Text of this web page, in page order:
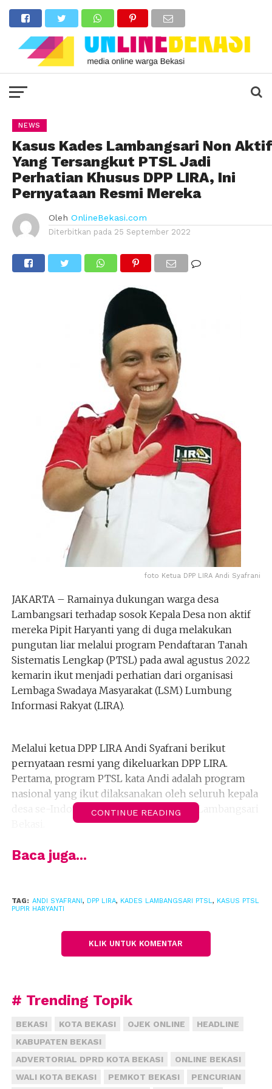
NEWS
Kasus Kades Lambangsari Non Aktif
Yang Tersangkut PTSL Jadi
Perhatian Khusus DPP LIRA, Ini
Pernyataan Resmi Mereka
Oleh OnlineBekasi.com
Diterbitkan pada 25 September 2022
foto Ketua DPP LIRA Andi Syafrani
JAKARTA – Ramainya dukungan warga desa
Lambangsari terhadap sosok Kepala Desa non aktif
mereka Pipit Haryanti yang di duga melakukan
pungutan liar melalui program Pendaftaran Tanah
Sistematis Lengkap (PTSL) pada awal agustus 2022
kemarin ikut menjadi perhatian dari organisasi
Lembaga Swadaya Masyarakat (LSM) Lumbung
Informasi Rakyat (LIRA).
Melalui ketua DPP LIRA Andi Syafrani berikut
pernyataan resmi yang dikeluarkan DPP LIRA.
Pertama, program PTSL kata Andi adalah program
nasional yang ikut dilaksanakan oleh seluruh kepala
desa se-Indonesia, tak terkecuali kades Lambangsari
Kedua, lanjutnya pelaksanaan PTSL di desa
dari warga, bahkan didukung penuh oleh warga
sebagai pemohon.
“Karena (PTSL) dinikmati hasilnya sesuai
diberikan warga pemohon tanpa adanya paksaan.
Bahkan jika mau jujur dan terbuka, nilai tambahan
yang diberikan warga pemohon terhitung sangat
kecil dibaindingkan dengan dengan daerah lainnya.
CONTINUE READING
Baca juga...
TAG: ANDI SYAFRANI , DPP LIRA, KADES LAMBANGSARI PTSL, KASUS PTSL
PUPIR HARYANTI
KLIK UNTUK KOMENTAR
# Trending Topik
BEKASI KOTA BEKASI OJEK ONLINE
HEADLINE
KABUPATEN BEKASI
ADVERTORIAL DPRD KOTA BEKASI
ONLINE BEKASI
WALI KOTA BEKASI
PEMKOT BEKASI
PENCURIAN